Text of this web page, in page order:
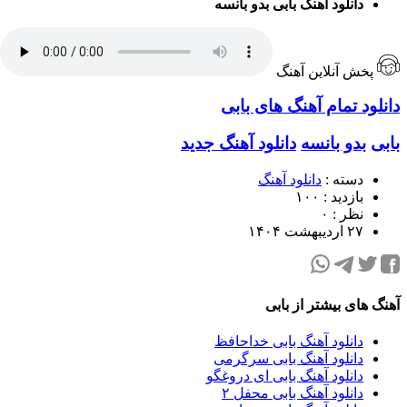
دانلود آهنگ بابی بدو بانسه
پخش آنلاین آهنگ
دانلود تمام آهنگ های بابی
بابی بدو بانسه دانلود آهنگ جدید
دسته : دانلود آهنگ
بازدید : ۱۰۰
نظر : ۰
۲۷ اردیبهشت ۱۴۰۴
آهنگ های بیشتر از بابی
دانلود آهنگ بابی خداحافظ
دانلود آهنگ بابی سرگرمی
دانلود آهنگ بابی ای دروغگو
دانلود آهنگ بابی محفل ۲